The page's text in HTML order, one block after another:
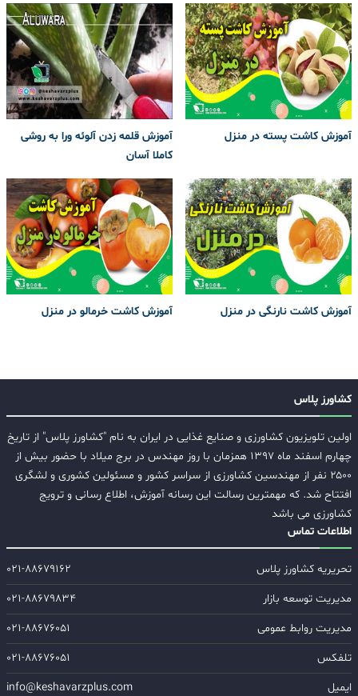
آموزش کاشت پسته در منزل
آموزش قلمه زدن آلوئه ورا به روشی
کاملا آسان
آموزش کاشت نارنگی در منزل آموزش کاشت خرمالو در منزل
کشاورز پلاس
اولین تلویزیون کشاورزی و صنایع غذایی در ایران به نام "کشاورز پلاس" از تاریخ
چهارم اسفند ماه ۱۳۹۷ همزمان با روز مهندس در برج میلاد با حضور بیش از
۲۵۰۰ نفر از مهندسین کشاورزی از سراسر کشور و مسئولین کشوری و لشگری
افتتاح شد. که مهمترین رسالت این رسانه آموزش، اطلاع رسانی و ترویج
کشاورزی می باشد
اطلاعات تماس
تحریریه کشاورز پلاس
۰۲۱-۸۸۶۷۹۱۶۲
مدیریت توسعه بازار
۰۲۱-۸۸۶۷۹۸۳۴
مدیریت روابط عمومی
۰۲۱-۸۸۶۷۶۰۵۱
تلفکس
۰۲۱-۸۸۶۷۶۰۵۱
ایمیل
info@keshavarzplus.com